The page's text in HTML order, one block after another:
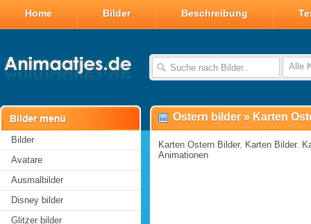
Home Bilder Beschreibung
Alle
Bilder
Avatare
Ausmalbilder
Disney bilder
Glitzer bilder
Ostern bilder » Karten
Karten Ostern Bilder. Karten Bilder.
Animationen